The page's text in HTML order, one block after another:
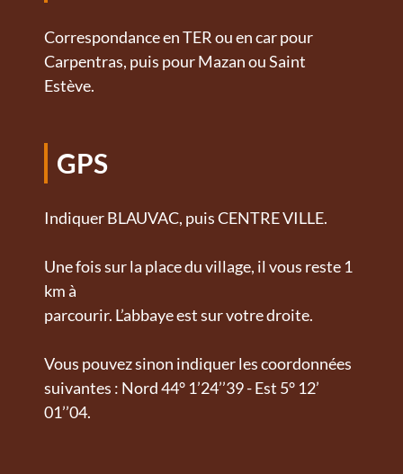
Correspondance en TER ou en car pour
Carpentras, puis pour Mazan ou Saint
Estève.
GPS
Indiquer BLAUVAC, puis CENTRE VILLE.
Une fois sur la place du village, il vous reste 1
km à
parcourir. L’abbaye est sur votre droite.
Vous pouvez sinon indiquer les coordonnées
suivantes : Nord 44° 1’24’’39 - Est 5° 12’
01’’04.